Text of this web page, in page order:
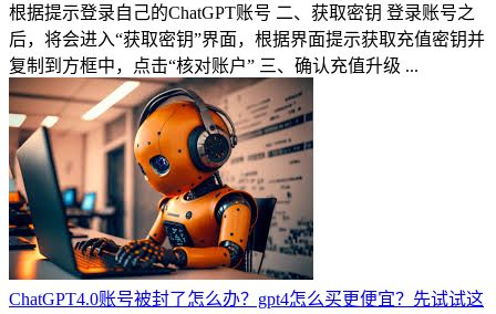
根据提示登录自己的ChatGPT账号 二、获取密钥 登录账号之
后，将会进入“获取密钥”界面，根据界面提示获取充值密钥并
复制到方框中，点击“核对账户” 三、确认充值升级 ...
ChatGPT4.0账号被封了怎么办？gpt4怎么买更便宜？先试试这